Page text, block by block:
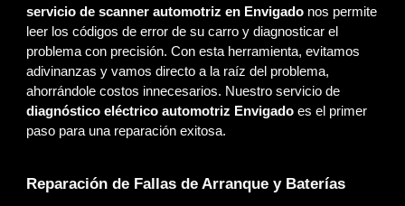
servicio de scanner automotriz en Envigado nos permite
leer los códigos de error de su carro y diagnosticar el
problema con precisión. Con esta herramienta, evitamos
adivinanzas y vamos directo a la raíz del problema,
ahorrándole costos innecesarios. Nuestro servicio de
diagnóstico eléctrico automotriz Envigado es el primer
paso para una reparación exitosa.
Reparación de Fallas de Arranque y Baterías